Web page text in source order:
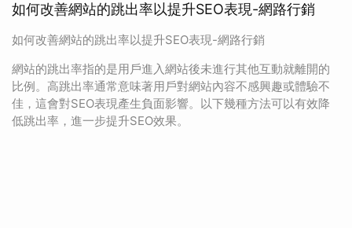
如何改善網站的跳出率以提升SEO表現-網路行銷
如何改善網站的跳出率以提升SEO表現-網路行銷
網站的跳出率指的是用戶進入網站後未進行其他互動就離開的
比例。高跳出率通常意味著用戶對網站內容不感興趣或體驗不
佳，這會對SEO表現產生負面影響。以下幾種方法可以有效降
低跳出率，進一步提升SEO效果。